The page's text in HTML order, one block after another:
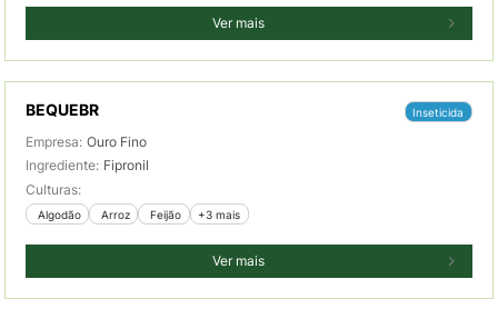
Ver mais
BEQUEBR Inseticida
Empresa: Ouro Fino
Ingrediente: Fipronil
Culturas:
Algodão Arroz Feijão +3 mais
Ver mais